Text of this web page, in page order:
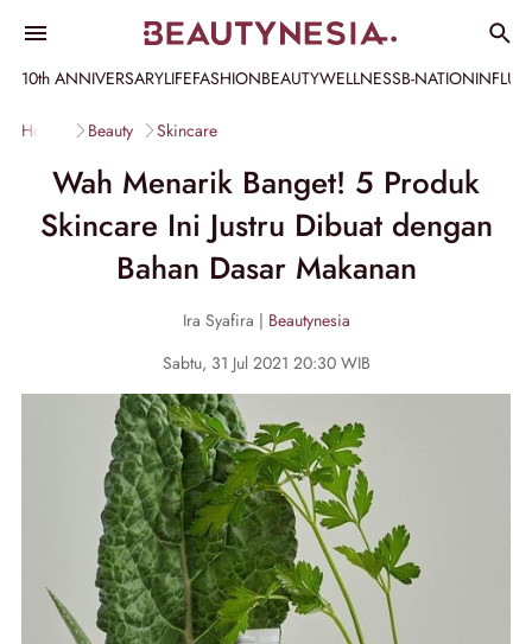
10th ANNIVERSARYLIFEFASHIONBEAUTYWELLNESSB-NATION
Home Beauty Skincare
Wah Menarik Banget! 5 Produk
Skincare Ini Justru Dibuat dengan
Bahan Dasar Makanan
Ira Syafira | Beautynesia
Sabtu, 31 Jul 2021 20:30 WIB